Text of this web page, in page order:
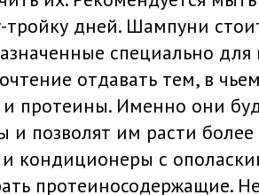
тройку дней. Шампуни
специально для
отдавать тем, в
протеины. Именно они
и позволят им расти
кондиционеры с
протеиносодержащие.